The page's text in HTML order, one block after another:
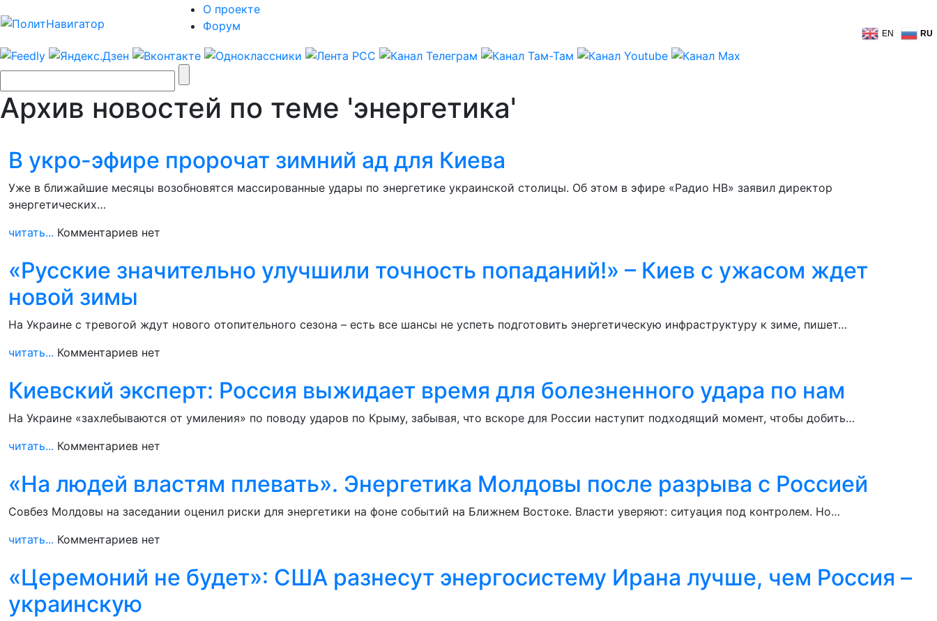
О проекте
Форум
EN RU
Архив новостей по теме 'энергетика'
В укро-эфире пророчат зимний ад для Киева
Уже в ближайшие месяцы возобновятся массированные удары по энергетике украинской столицы. Об этом в эфире «Радио НВ» заявил директор
энергетических…
читать... Комментариев нет
«Русские значительно улучшили точность попаданий!» – Киев с ужасом ждет
новой зимы
На Украине с тревогой ждут нового отопительного сезона – есть все шансы не успеть подготовить энергетическую инфраструктуру к зиме, пишет…
читать... Комментариев нет
Киевский эксперт: Россия выжидает время для болезненного удара по нам
На Украине «захлебываются от умиления» по поводу ударов по Крыму, забывая, что вскоре для России наступит подходящий момент, чтобы добить…
читать... Комментариев нет
«На людей властям плевать». Энергетика Молдовы после разрыва с Россией
Совбез Молдовы на заседании оценил риски для энергетики на фоне событий на Ближнем Востоке. Власти уверяют: ситуация под контролем. Но…
читать... Комментариев нет
«Церемоний не будет»: США разнесут энергосистему Ирана лучше, чем Россия –
украинскую